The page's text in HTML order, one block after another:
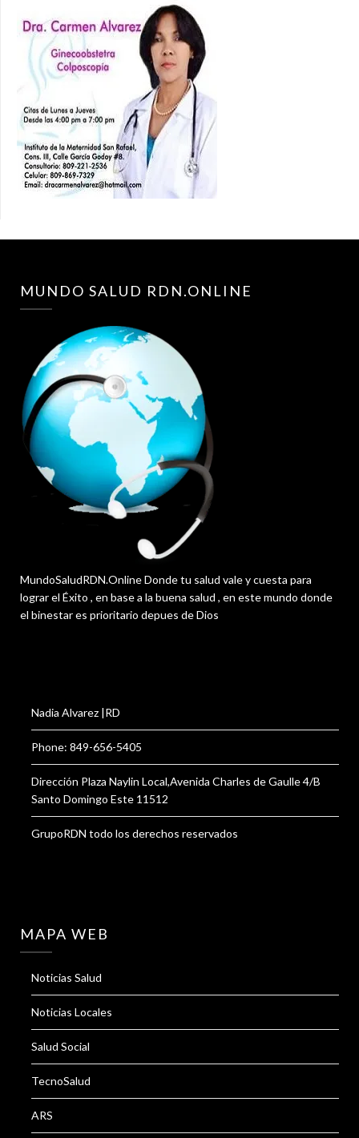
MUNDO SALUD RDN.ONLINE
MundoSaludRDN.Online Donde tu salud vale y cuesta para
lograr el Éxito , en base a la buena salud , en este mundo donde
el binestar es prioritario depues de Dios
Nadia Alvarez |RD
Phone: 849-656-5405
Dirección Plaza Naylin Local,Avenida Charles de Gaulle 4/B
Santo Domingo Este 11512
GrupoRDN todo los derechos reservados
MAPA WEB
Noticias Salud
Noticias Locales
Salud Social
TecnoSalud
ARS